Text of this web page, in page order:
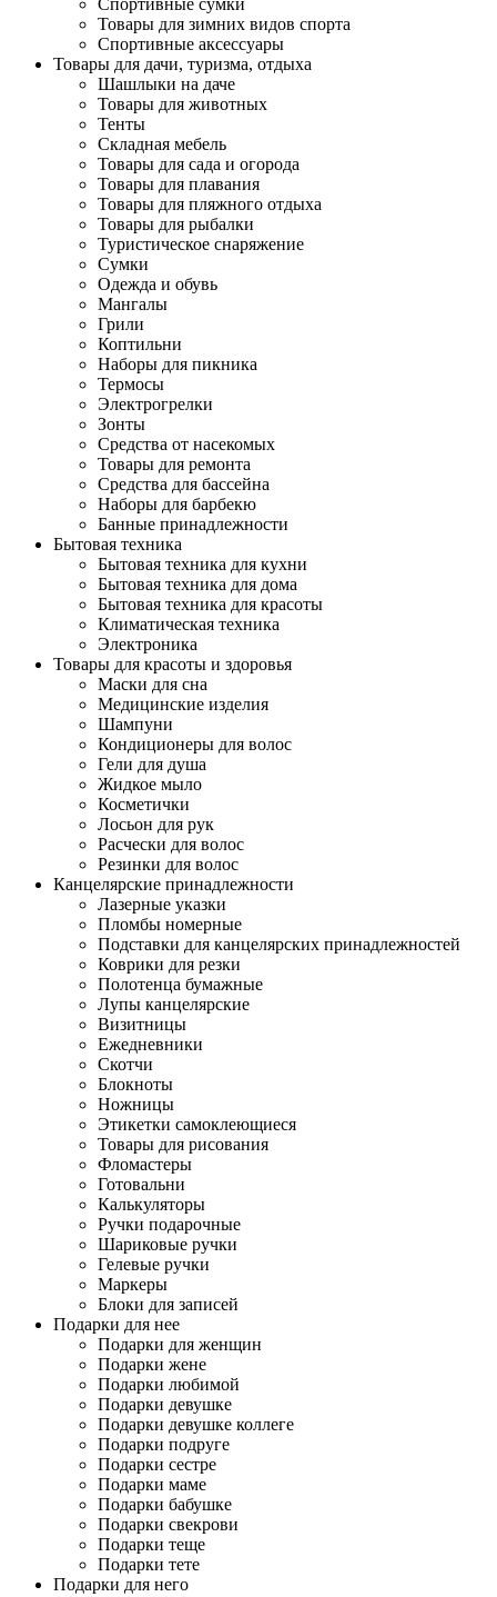
Спортивные сумки
Товары для зимних видов спорта
Спортивные аксессуары
Товары для дачи, туризма, отдыха
Шашлыки на даче
Товары для животных
Тенты
Складная мебель
Товары для сада и огорода
Товары для плавания
Товары для пляжного отдыха
Товары для рыбалки
Туристическое снаряжение
Сумки
Одежда и обувь
Мангалы
Грили
Коптильни
Наборы для пикника
Термосы
Электрогрелки
Зонты
Средства от насекомых
Товары для ремонта
Средства для бассейна
Наборы для барбекю
Банные принадлежности
Бытовая техника
Бытовая техника для кухни
Бытовая техника для дома
Бытовая техника для красоты
Климатическая техника
Электроника
Товары для красоты и здоровья
Маски для сна
Медицинские изделия
Шампуни
Кондиционеры для волос
Гели для душа
Жидкое мыло
Косметички
Лосьон для рук
Расчески для волос
Резинки для волос
Канцелярские принадлежности
Лазерные указки
Пломбы номерные
Подставки для канцелярских принадлежностей
Коврики для резки
Полотенца бумажные
Лупы канцелярские
Визитницы
Ежедневники
Скотчи
Блокноты
Ножницы
Этикетки самоклеющиеся
Товары для рисования
Фломастеры
Готовальни
Калькуляторы
Ручки подарочные
Шариковые ручки
Гелевые ручки
Маркеры
Блоки для записей
Подарки для нее
Подарки для женщин
Подарки жене
Подарки любимой
Подарки девушке
Подарки девушке коллеге
Подарки подруге
Подарки сестре
Подарки маме
Подарки бабушке
Подарки свекрови
Подарки теще
Подарки тете
Подарки для него